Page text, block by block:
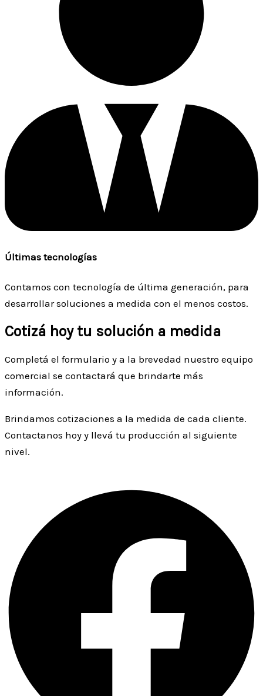
Últimas tecnologías
Contamos con tecnología de última generación, para
desarrollar soluciones a medida con el menos costos.
Cotizá hoy tu solución a medida
Completá el formulario y a la brevedad nuestro equipo
comercial se contactará que brindarte más
información.
Brindamos cotizaciones a la medida de cada cliente.
Contactanos hoy y llevá tu producción al siguiente
nivel.